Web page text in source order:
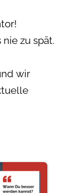
zu spät.
wir